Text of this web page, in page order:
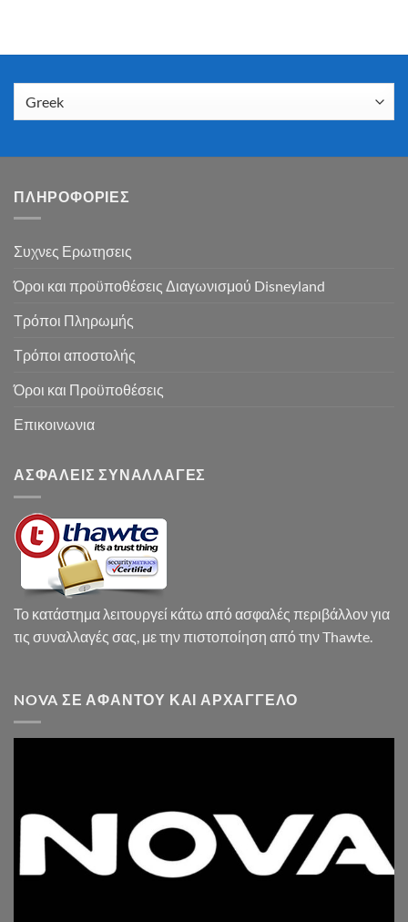
ΠΛΗΡΟΦΟΡΙΕΣ
Συχνες Ερωτησεις
Όροι και προϋποθέσεις Διαγωνισμού Disneyland
Τρόποι Πληρωμής
Τρόποι αποστολής
Όροι και Προϋποθέσεις
Επικοινωνια
ΑΣΦΑΛΕΙΣ ΣΥΝΑΛΛΑΓΕΣ
Το κατάστημα λειτουργεί κάτω από ασφαλές περιβάλλον για
τις συναλλαγές σας, με την πιστοποίηση από την Thawte.
NOVA ΣΕ ΑΦΆΝΤΟΥ ΚΑΙ ΑΡΧΆΓΓΕΛΟ